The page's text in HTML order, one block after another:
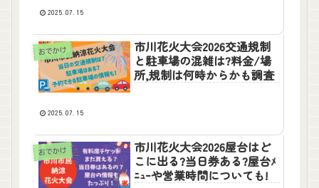
2025.07.15
おでかけ
市川花火大会2026交通規制
と駐車場の混雑は?料金/場
所,規制は何時からかも調査
2025.07.15
おでかけ
市川花火大会2026屋台はど
こに出る?当日券ある?屋台ﾒ
ﾆｭｰや営業時間についても!